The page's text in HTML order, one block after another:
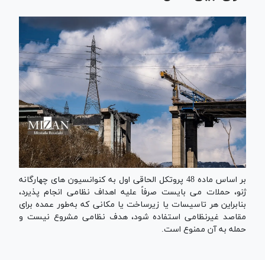
بر اساس ماده 48 پروتکل الحاقی اول به کنوانسیون­ های چهارگانه
ژنو، حملات می­ بایست صرفاً علیه اهداف نظامی انجام پذیرد،
بنابراین هر تاسیسات یا زیرساخت یا مکانی که به‌طور عمده برای
مقاصد غیرنظامی استفاده شود، هدف نظامی مشروع نیست و
حمله به آن ممنوع است.